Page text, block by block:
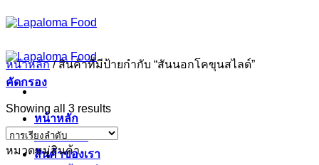
ข้าม
ไป
ยัง
เนื้อหา
หน้าหลัก
เกี่ยวกับเรา
สินค้าของเรา
หน้าหลัก /สินค้าที่มีป้ายกำกับ “สันนอกโคขุนสไลด์”
คัดกรอง
Showing all 3 results
หมวดหมู่สินค้า